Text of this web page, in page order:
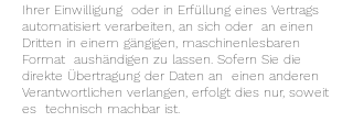
Ihrer Einwilligung oder in Erfüllung eines Vertrags
automatisiert verarbeiten, an sich oder an einen
Dritten in einem gängigen, maschinenlesbaren
Format aushändigen zu lassen. Sofern Sie die
direkte Übertragung der Daten an einen anderen
Verantwortlichen verlangen, erfolgt dies nur, soweit
es technisch machbar ist.